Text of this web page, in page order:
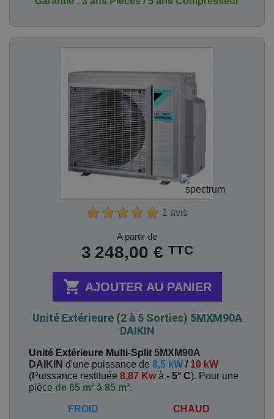
1 avis
A partir de
3 248,00 € TTC
 AJOUTER AU PANIER
Unité Extérieure (2 à 5 Sorties) 5MXM90A
DAIKIN
Unité Extérieure Multi-Split 5MXM90A
DAIKIN d'une puissance de 8,5 kW / 10 kW
(Puissance restituée 8,87 Kwà - 5° C). Pour une
pièce de 65 m² à 85 m².
FROID CHAUD